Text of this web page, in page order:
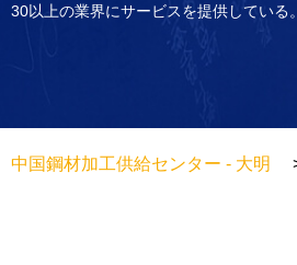
30以上の業界にサービスを提供している。
中国鋼材加工供給センター - 大明